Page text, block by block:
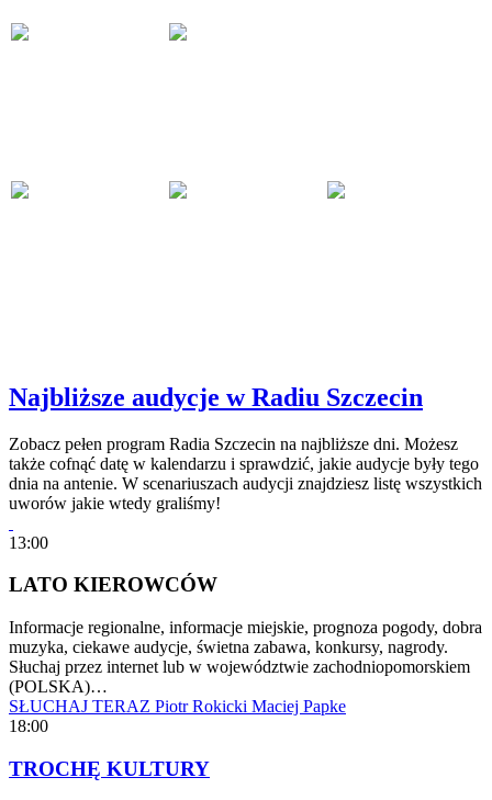
Najbliższe audycje w Radiu Szczecin
Zobacz pełen program Radia Szczecin na najbliższe dni. Możesz
także cofnąć datę w kalendarzu i sprawdzić, jakie audycje były tego
dnia na antenie. W scenariuszach audycji znajdziesz listę wszystkich
uworów jakie wtedy graliśmy!
13:00
LATO KIEROWCÓW
Informacje regionalne, informacje miejskie, prognoza pogody, dobra
muzyka, ciekawe audycje, świetna zabawa, konkursy, nagrody.
Słuchaj przez internet lub w województwie zachodniopomorskiem
(POLSKA)…
SŁUCHAJ TERAZ Piotr Rokicki Maciej Papke
18:00
TROCHĘ KULTURY